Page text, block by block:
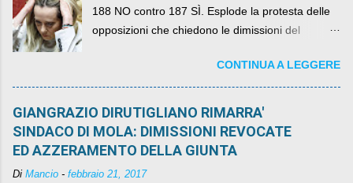
188 NO contro 187 SÌ. Esplode la protesta delle
opposizioni che chiedono le dimissioni del
CONTINUA A LEGGERE
GIANGRAZIO DIRUTIGLIANO RIMARRA'
SINDACO DI MOLA: DIMISSIONI REVOCATE
ED AZZERAMENTO DELLA GIUNTA
Di Mancio - febbraio 21, 2017